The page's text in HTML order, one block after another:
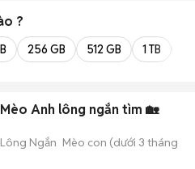
?
256 GB 512 GB 1 TB
Anh lông ngắn tìm 🏡
Ngắn Mèo con (dưới 3 tháng